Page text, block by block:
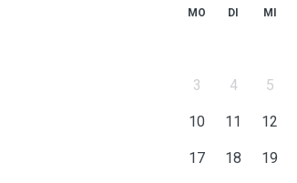
MO DI MI
3 4 5
10 11 12
17 18 19